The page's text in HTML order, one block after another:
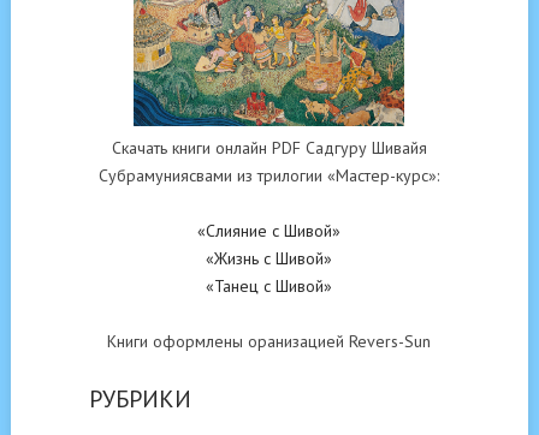
Скачать книги онлайн PDF Садгуру Шивайя
Субрамуниясвами из трилогии «Мастер-курс»:
«Слияние с Шивой»
«Жизнь с Шивой»
«Танец с Шивой»
Книги оформлены оранизацией Revers-Sun
РУБРИКИ